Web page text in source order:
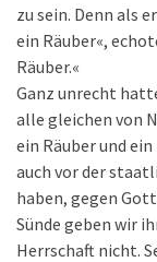
zu sein. Denn als
ein Räuber«,
Räuber.«
Ganz unrecht
alle gleichen von
ein Räuber und
auch vor der
haben, gegen
Sünde geben wir
Herrschaft nicht.